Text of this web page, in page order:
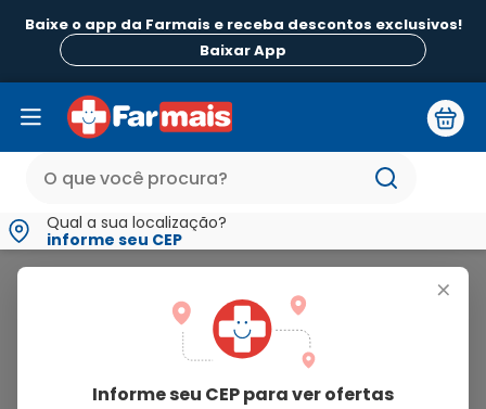
Baixe o app da Farmais e receba descontos exclusivos!
Baixar App
Qual a sua localização?
informe seu CEP
+
Informe seu CEP para ver ofertas
bella